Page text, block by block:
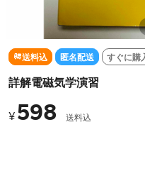
送料込 匿名配送 すぐに購
詳解電磁気学演習
¥ 598 送料込